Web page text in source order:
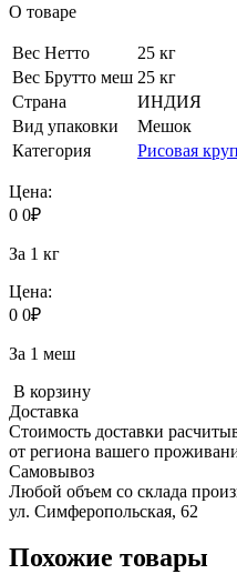
О товаре
Вес Нетто
25 кг
Вес Брутто меш 25 кг
Страна
ИНДИЯ
Вид упаковки
Мешок
Категория
Рисовая
Цена:
0 0₽
За 1 кг
Цена:
0 0₽
За 1 меш
В корзину
Доставка
Стоимость доставки
от региона вашего
Самовывоз
Любой объем со склада
ул. Симферопольская, 62
Похожие товары